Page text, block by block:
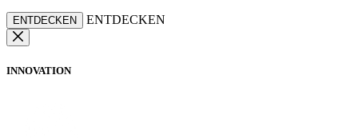
ENTDECKEN ENTDECKEN
INNOVATION